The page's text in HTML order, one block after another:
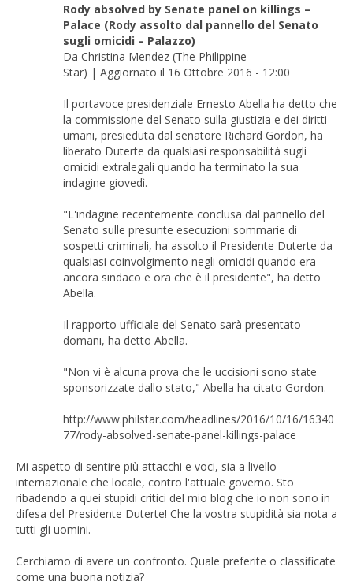
Rody absolved by Senate panel on killings –
Palace (Rody assolto dal pannello del Senato
sugli omicidi – Palazzo)
Da Christina Mendez (The Philippine
Star) | Aggiornato il 16 Ottobre 2016 - 12:00
Il portavoce presidenziale Ernesto Abella ha detto che
la commissione del Senato sulla giustizia e dei diritti
umani, presieduta dal senatore Richard Gordon, ha
liberato Duterte da qualsiasi responsabilità sugli
omicidi extralegali quando ha terminato la sua
indagine giovedì.
"L'indagine recentemente conclusa dal pannello del
Senato sulle presunte esecuzioni sommarie di
sospetti criminali, ha assolto il Presidente Duterte da
qualsiasi coinvolgimento negli omicidi quando era
ancora sindaco e ora che è il presidente", ha detto
Abella.
Il rapporto ufficiale del Senato sarà presentato
domani, ha detto Abella.
"Non vi è alcuna prova che le uccisioni sono state
sponsorizzate dallo stato," Abella ha citato Gordon.
http://www.philstar.com/headlines/2016/10/16/16340
77/rody-absolved-senate-panel-killings-palace
Mi aspetto di sentire più attacchi e voci, sia a livello
internazionale che locale, contro l'attuale governo. Sto
ribadendo a quei stupidi critici del mio blog che io non sono in
difesa del Presidente Duterte! Che la vostra stupidità sia nota a
tutti gli uomini.
Cerchiamo di avere un confronto. Quale preferite o classificate
come una buona notizia?